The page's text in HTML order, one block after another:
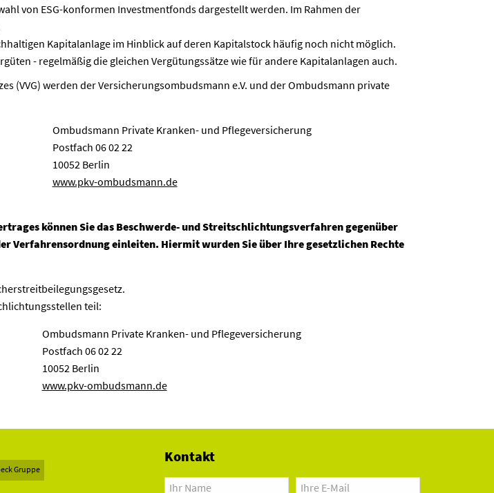
von ESG-konformen Investmentfonds dargestellt werden. Im Rahmen der
Kapitalanlage im Hinblick auf deren Kapitalstock häufig noch nicht möglich.
- regelmäßig die gleichen Vergütungssätze wie für andere Kapitalanlagen auch.
(VVG) werden der Versicherungsombudsmann e.V. und der Ombudsmann private
Ombudsmann Private Kranken- und Pflegeversicherung
Postfach 06 02 22
10052 Berlin
www.pkv-ombudsmann.de
können Sie das Beschwerde- und Streitschlichtungsverfahren gegenüber
Verfahrensordnung einleiten. Hiermit wurden Sie über Ihre gesetzlichen Rechte
teil:
Ombudsmann Private Kranken- und Pflegeversicherung
Postfach 06 02 22
10052 Berlin
www.pkv-ombudsmann.de
Gruppe
Kontakt